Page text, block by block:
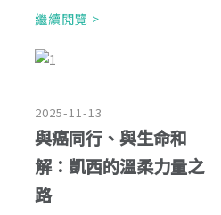
繼續閱覽 >
2025-11-13
與癌同行、與生命和
解：凱西的溫柔力量之
路